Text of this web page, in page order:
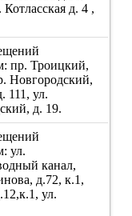
д. 4 ,
пр. Троицкий,
Новгородский,
111, ул.
д. 19.
ул.
канал,
д.72, к.1,
ул.